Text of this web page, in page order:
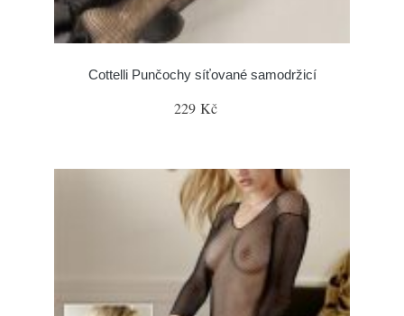
Cottelli Punčochy síťované samodržicí
229 Kč